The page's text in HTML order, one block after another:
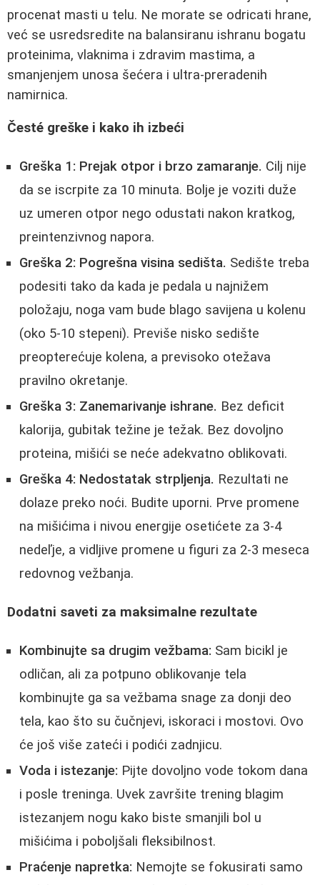
procenat masti u telu. Ne morate se odricati hrane,
već se usredsredite na balansiranu ishranu bogatu
proteinima, vlaknima i zdravim mastima, a
smanjenjem unosa šećera i ultra-preradenih
namirnica.
Česté greške i kako ih izbeći
Greška 1: Prejak otpor i brzo zamaranje. Cilj nije
da se iscrpite za 10 minuta. Bolje je voziti duže
uz umeren otpor nego odustati nakon kratkog,
preintenzivnog napora.
Greška 2: Pogrešna visina sedišta. Sedište treba
podesiti tako da kada je pedala u najnižem
položaju, noga vam bude blago savijena u kolenu
(oko 5-10 stepeni). Previše nisko sedište
preopterećuje kolena, a previsoko otežava
pravilno okretanje.
Greška 3: Zanemarivanje ishrane. Bez deficit
kalorija, gubitak težine je težak. Bez dovoljno
proteina, mišići se neće adekvatno oblikovati.
Greška 4: Nedostatak strpljenja. Rezultati ne
dolaze preko noći. Budite uporni. Prve promene
na mišićima i nivou energije osetićete za 3-4
nedeľje, a vidljive promene u figuri za 2-3 meseca
redovnog vežbanja.
Dodatni saveti za maksimalne rezultate
Kombinujte sa drugim vežbama: Sam bicikl je
odličan, ali za potpuno oblikovanje tela
kombinujte ga sa vežbama snage za donji deo
tela, kao što su čučnjevi, iskoraci i mostovi. Ovo
će još više zateći i podići zadnjicu.
Voda i istezanje: Pijte dovoljno vode tokom dana
i posle treninga. Uvek završite trening blagim
istezanjem nogu kako biste smanjili bol u
mišićima i poboljšali fleksibilnost.
Praćenje napretka: Nemojte se fokusirati samo